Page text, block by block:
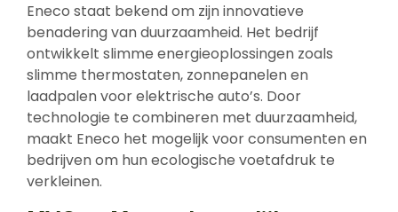
Eneco staat bekend om zijn innovatieve
benadering van duurzaamheid. Het bedrijf
ontwikkelt slimme energieoplossingen zoals
slimme thermostaten, zonnepanelen en
laadpalen voor elektrische auto’s. Door
technologie te combineren met duurzaamheid,
maakt Eneco het mogelijk voor consumenten en
bedrijven om hun ecologische voetafdruk te
verkleinen.